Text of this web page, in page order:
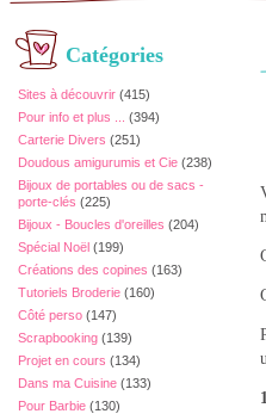
Catégories
Sites à découvrir (415)
Pour info et plus ...
(394)
Carterie Divers (251)
Doudous amigurumis et Cie (238)
Bijoux de portables ou de sacs -
porte-clés (225)
Bijoux - Boucles d'oreilles (204)
Spécial Noël (199)
Créations des copines (163)
Tutoriels Broderie (160)
Côté perso (147)
Scrapbooking (139)
Projet en cours (134)
Dans ma Cuisine (133)
Pour Barbie (130)